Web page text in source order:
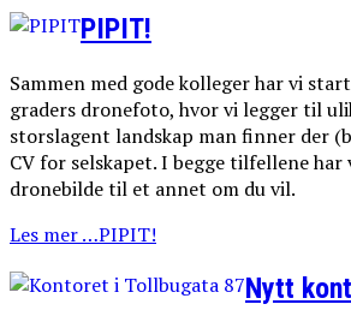
PIPIT!
Sammen med gode kolleger har vi
graders dronefoto, hvor vi legger til
storslagent landskap man finner der
CV for selskapet. I begge tilfellene
dronebilde til et annet om du vil.
Les mer …PIPIT!
Nytt